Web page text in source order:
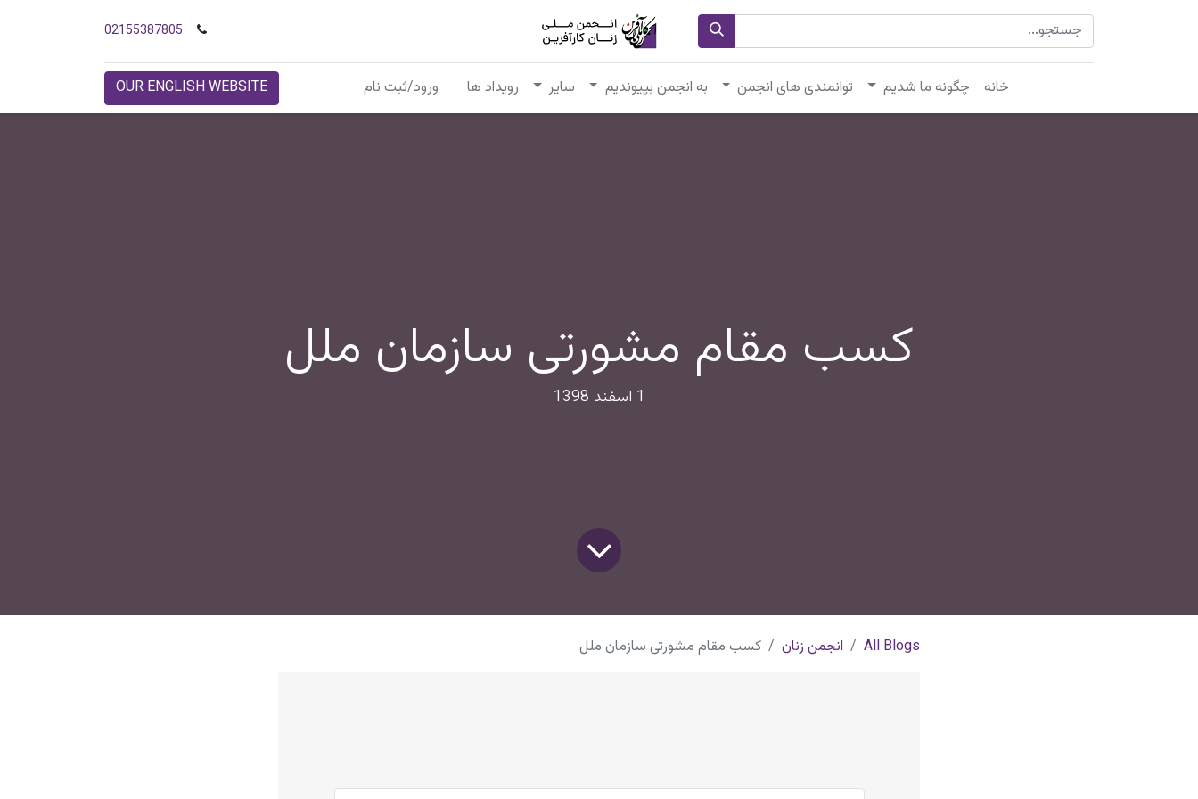
02155387805
خانه چگونه ما شدیم توانمندی های انجمن به انجمن بپیوندیم سایر رویداد ها ورود/ثبت نام OUR ENGLISH WEBSITE
کسب مقام مشورتی سازمان ملل
1 اسفند 1398
All Blogs انجمن زنان کسب مقام مشورتی سازمان ملل